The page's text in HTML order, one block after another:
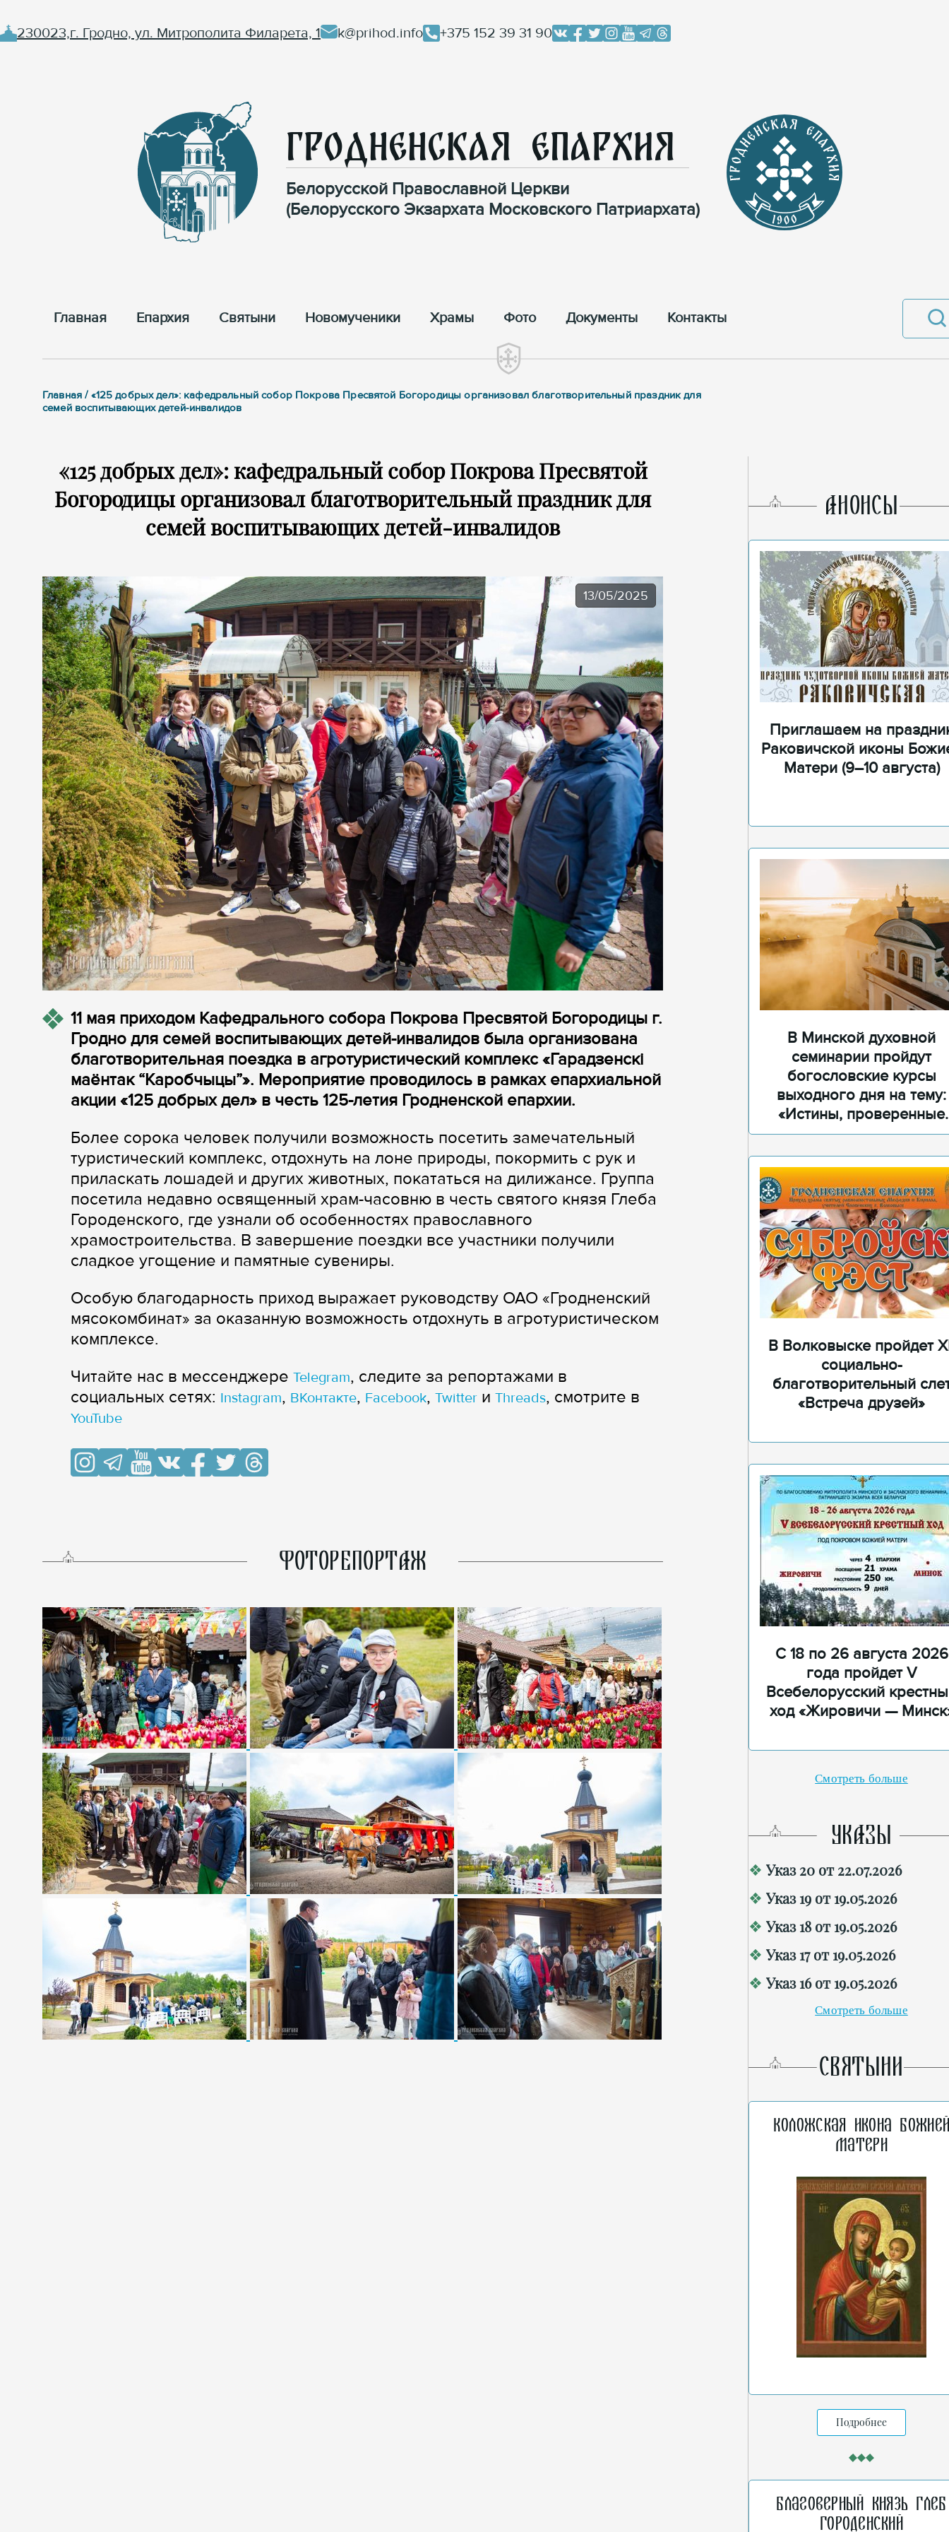
230023,г. Гродно, ул. Митрополита Филарета, 1 k@prihod.info +375 152 39 31 90
Гродненская Епархия
Белорусской Православной Церкви
(Белорусского Экзархата Московского Патриархата)
Главная Епархия Cвятыни Новомученики Храмы Фото Документы Контакты
Главная / «125 добрых дел»: кафедральный собор Покрова Пресвятой Богородицы организовал благотворительный праздник для
семей воспитывающих детей-инвалидов
«125 добрых дел»: кафедральный собор Покрова Пресвятой
Богородицы организовал благотворительный праздник для
семей воспитывающих детей-инвалидов
13/05/2025
11 мая приходом Кафедрального собора Покрова Пресвятой Богородицы г.
Гродно для семей воспитывающих детей-инвалидов была организована
благотворительная поездка в агротуристический комплекс «Гарадзенскі
маёнтак “Каробчыцы”». Мероприятие проводилось в рамках епархиальной
акции «125 добрых дел» в честь 125-летия Гродненской епархии.
Более сорока человек получили возможность посетить замечательный
туристический комплекс, отдохнуть на лоне природы, покормить с рук и
приласкать лошадей и других животных, покататься на дилижансе. Группа
посетила недавно освященный храм-часовню в честь святого князя Глеба
Городенского, где узнали об особенностях православного
храмостроительства. В завершение поездки все участники получили
сладкое угощение и памятные сувениры.
Особую благодарность приход выражает руководству ОАО «Гродненский
мясокомбинат» за оказанную возможность отдохнуть в агротуристическом
комплексе.
Читайте нас в мессенджере Telegram, следите за репортажами в
cоциальных сетях: Instagram, ВКонтакте, Facebook, Twitter и Threads, смотрите в
YouTube
ФОТОРЕПОРТАЖ
AНОНСЫ
Приглашаем на
Раковичской иконы
Матери (9–10 августа)
В Минской духовной
семинарии пройдут
богословские курсы
выходного дня на тему:
«Истины, проверенные
временем»
В Волковыске пройдет
социально-
благотворительный
«Встреча друзей»
С 18 по 26 августа 2026
года пройдет V
Всебелорусский
ход «Жировичи —
Смотреть больше
УКАЗЫ
Указ 20 от 22.07.2026
Указ 19 от 19.05.2026
Указ 18 от 19.05.2026
Указ 17 от 19.05.2026
Указ 16 от 19.05.2026
Смотреть больше
СВЯТЫНИ
Коложская икона
Матери
Подробнее
Благоверный князь Глеб
Городенский